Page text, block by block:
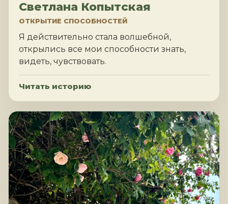
Светлана Копытская
ОТКРЫТИЕ СПОСОБНОСТЕЙ
Я действительно стала волшебной,
открылись все мои способности знать,
видеть, чувствовать.
Читать историю